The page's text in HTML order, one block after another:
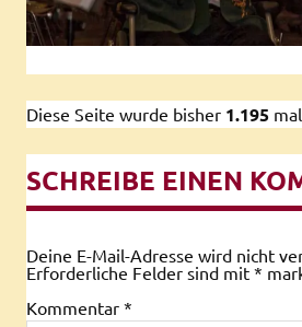
Diese Seite wurde bisher 1.195
SCHREIBE EINEN
Deine E-Mail-Adresse wird nicht
Erforderliche Felder sind mit *
Kommentar *